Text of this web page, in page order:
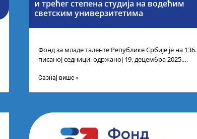
и трећег степена студија на водећим
светским универзитетима
Фонд за младе таленте Републике Србије је на 136.
писаној седници, одржаној 19. децембра 2025.
Сазнај више »